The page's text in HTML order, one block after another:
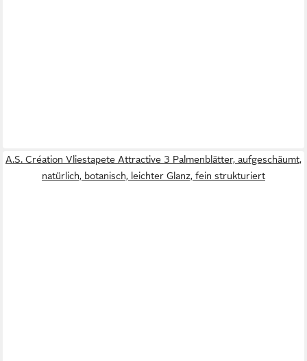
A.S. Création Vliestapete Attractive 3 Palmenblätter, aufgeschäumt,
natürlich, botanisch, leichter Glanz, fein strukturiert